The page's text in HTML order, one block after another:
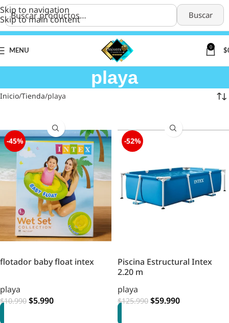
Buscar
Skip to navigation
Skip to main content
MENU
0
$
playa
Inicio Tienda playa
-45%
flotador baby float intex
playa
$10.990 $5.990
-52%
Piscina Estructural Intex
2.20 m
playa
$125.990 $59.990